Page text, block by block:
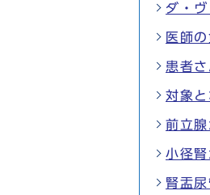
ダ・
医師
患者
対象
前立腺
小径腎
腎盂